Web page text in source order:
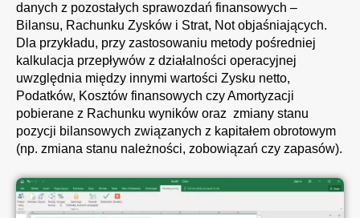
danych z pozostałych sprawozdań finansowych –
Bilansu, Rachunku Zysków i Strat, Not objaśniających.
Dla przykładu, przy zastosowaniu metody pośredniej
kalkulacja przepływów z działalności operacyjnej
uwzględnia między innymi wartości Zysku netto,
Podatków, Kosztów finansowych czy Amortyzacji
pobierane z Rachunku wyników oraz zmiany stanu
pozycji bilansowych związanych z kapitałem obrotowym
(np. zmiana stanu należności, zobowiązań czy zapasów).